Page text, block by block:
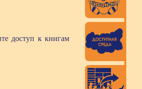
доступ к книгам